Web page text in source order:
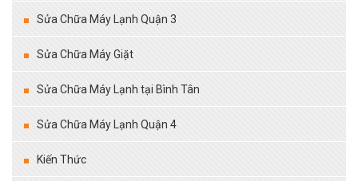
Sửa Chữa Máy Lạnh Quận 3
Sửa Chữa Máy Giặt
Sửa Chữa Máy Lạnh tại Bình Tân
Sửa Chữa Máy Lạnh Quận 4
Kiến Thức